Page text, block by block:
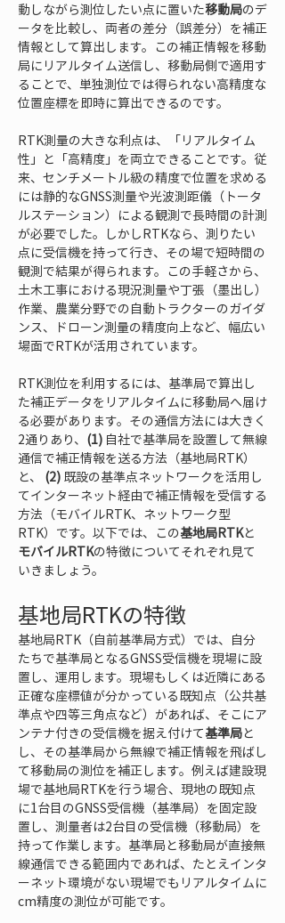
動しながら測位したい点に置いた移動局のデ
ータを比較し、両者の差分（誤差分）を補正
情報として算出します。この補正情報を移動
局にリアルタイム送信し、移動局側で適用す
ることで、単独測位では得られない高精度な
位置座標を即時に算出できるのです。
RTK測量の大きな利点は、「リアルタイム
性」と「高精度」を両立できることです。従
来、センチメートル級の精度で位置を求める
には静的なGNSS測量や光波測距儀（トータ
ルステーション）による観測で長時間の計測
が必要でした。しかしRTKなら、測りたい
点に受信機を持って行き、その場で短時間の
観測で結果が得られます。この手軽さから、
土木工事における現況測量や丁張（墨出し）
作業、農業分野での自動トラクターのガイダ
ンス、ドローン測量の精度向上など、幅広い
場面でRTKが活用されています。
RTK測位を利用するには、基準局で算出し
た補正データをリアルタイムに移動局へ届け
る必要があります。その通信方法には大きく
2通りあり、 (1) 自社で基準局を設置して無線
通信で補正情報を送る方法（基地局RTK）
と、 (2) 既設の基準点ネットワークを活用し
てインターネット経由で補正情報を受信する
方法（モバイルRTK、ネットワーク型
RTK）です。以下では、この基地局RTKと
モバイルRTKの特徴についてそれぞれ見て
いきましょう。
基地局RTKの特徴
基地局RTK（自前基準局方式）では、自分
たちで基準局となるGNSS受信機を現場に設
置し、運用します。現場もしくは近隣にある
正確な座標値が分かっている既知点（公共基
準点や四等三角点など）があれば、そこにア
ンテナ付きの受信機を据え付けて基準局と
し、その基準局から無線で補正情報を飛ばし
て移動局の測位を補正します。例えば建設現
場で基地局RTKを行う場合、現地の既知点
に1台目のGNSS受信機（基準局）を固定設
置し、測量者は2台目の受信機（移動局）を
持って作業します。基準局と移動局が直接無
線通信できる範囲内であれば、たとえインタ
ーネット環境がない現場でもリアルタイムに
cm精度の測位が可能です。